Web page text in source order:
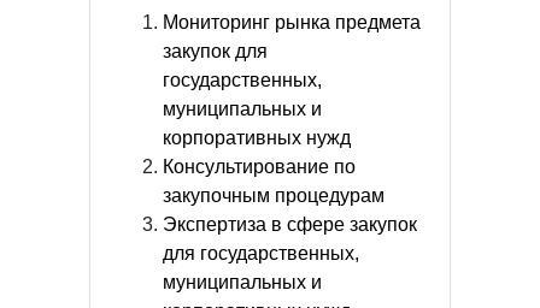
Мониторинг рынка предмета
закупок для
государственных,
муниципальных и
корпоративных нужд
Консультирование по
закупочным процедурам
Экспертиза в сфере закупок
для государственных,
муниципальных и